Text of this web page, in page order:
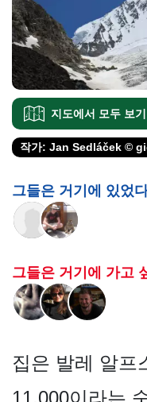
지도에서 모두 보기
작가: Jan Sedláček ©
그들은 거기에 있었
그들은 거기에 가고
집은 발레 알프